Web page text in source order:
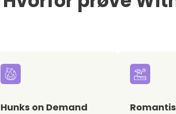
Hunks on Demand